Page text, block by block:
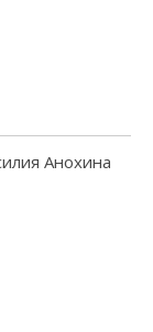
Анохина